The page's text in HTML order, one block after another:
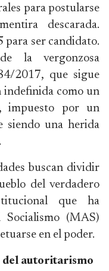
para postularse
descarada.
para ser candidato.
la vergonzosa
2017, que sigue
indefinida como un
impuesto por un
siendo una herida
buscan dividir
del verdadero
que ha
(MAS)
en el poder.
del autoritarismo